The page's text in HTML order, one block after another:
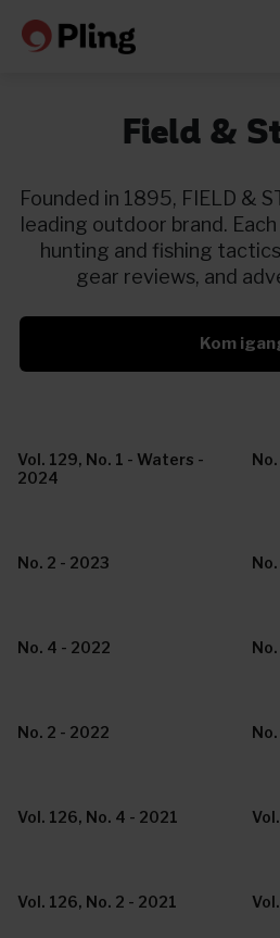
Prøv en
Field &
Founded in 1895, FIELD &
leading outdoor brand.
hunting and fishing
gear reviews, and
Kom
Vol. 129, No. 1 - Waters -
2024
No. 2 - 2023
No. 4 - 2022
No. 2 - 2022
Vol. 126, No. 4 - 2021
Vol. 126, No. 2 - 2021